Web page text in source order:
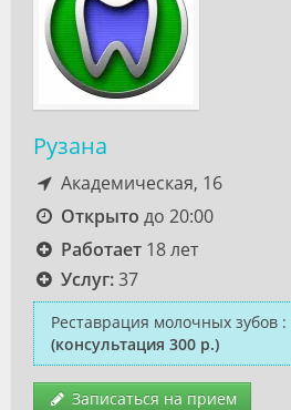
Рузана
Академическая, 16
Открыто до 20:00
Работает18 лет
Услуг:37
Реставрация молочных зубов :
(консультация 300 р.)
Записаться на прием